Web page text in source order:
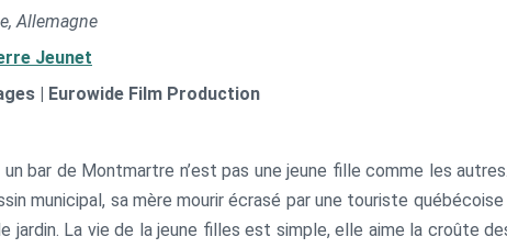
Allemagne
Jeunet
| Eurowide Film Production
un bar de Montmartre n’est pas une jeune fille comme les
municipal, sa mère mourir écrasé par une touriste
jardin. La vie de la jeune filles est simple, elle aime la croûte